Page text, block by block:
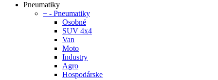
Pneumatiky
+ - Pneumatiky
Osobné
SUV 4x4
Van
Moto
Industry
Agro
Hospodárske